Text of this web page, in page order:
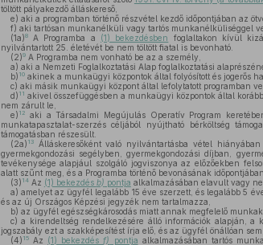
töltött pályakezdő álláskereső,
e) aki a programban történő részvétel kezdő időpontjában az
f) aki tartósan munkanélküli vagy tartós munkanélküliséggel
(1a)8A Programba a (1) bekezdésben
foglaltakon kívül
nyilvántartott 25. életévét be nem töltött fiatal is bevonható.
(2)9A Programba nem vonható be az a személy,
a) aki a Nemzeti Foglalkoztatási Alap foglalkoztatási
b) 10akinek a munkaügyi központok által folyósított és jogerős
c) aki másik munkaügyi központ által lefolytatott programban
d) 11 akivel összefüggésben a munkaügyi központok által
nem zárult le,
e) 12
aki a Társadalmi Megújulás Operatív Program
munkatapasztalat-szerzés céljából nyújtható bérköltség
támogatásban részesült.
(2a) 13Álláskeresőként való nyilvántartásba vétel
gyermekgondozási segélyben, gyermekgondozási díjban,
tevékenysége alapjául szolgáló jogviszonya az előzőekben
alatt szűnt meg, és a Programba történő bevonásának
(3) 14Az (1) bekezdés b) pontja alkalmazásában elavult vagy
a) amelyet az ügyfél legalább 15 éve szerzett, és legalább 5
és az új Országos Képzési jegyzék nem tartalmazza,
b) az ügyfél egészségkárosodás miatt annak megfelelő
c) a kirendeltség rendelkezésére álló információk alapján, a
jogszabály ezt a szakképesítést írja elő, és az ügyfél önállóan
(4) 15Az (1) bekezdésf) pontja alkalmazásában tartós